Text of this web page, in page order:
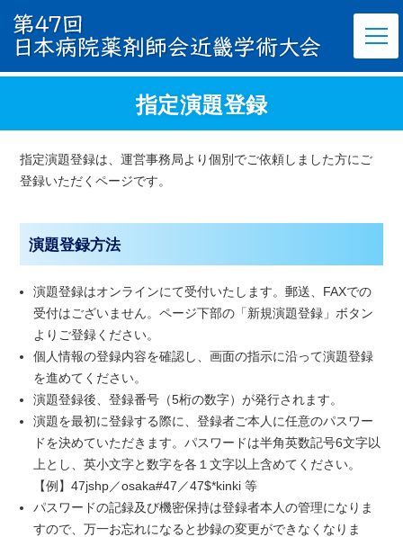
指定演題登録
指定演題登録は、運営事務局より個別でご依頼しました方にご
登録いただくページです。
演題登録方法
演題登録はオンラインにて受付いたします。郵送、FAXでの
受付はございません。ページ下部の「新規演題登録」ボタン
よりご登録ください。
個人情報の登録内容を確認し、画面の指示に沿って演題登録
を進めてください。
演題登録後、登録番号（5桁の数字）が発行されます。
演題を最初に登録する際に、登録者ご本人に任意のパスワー
ドを決めていただきます。パスワードは半角英数記号6文字以
上とし、英小文字と数字を各１文字以上含めてください。
【例】47jshp／osaka#47／47$*kinki 等
パスワードの記録及び機密保持は登録者本人の管理になりま
すので、万一お忘れになると抄録の変更ができなくなりま